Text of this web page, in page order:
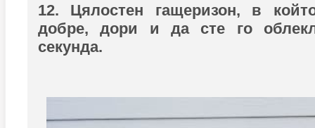
12. Цялостен гащеризон, в
добре, дори и да сте го
секунда.